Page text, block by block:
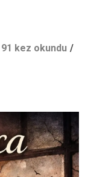
91 kez okundu